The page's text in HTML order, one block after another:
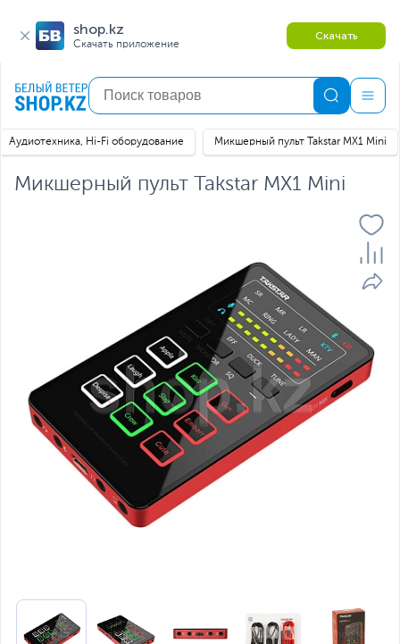
shop.kz
Скачать приложение
Скачать
Аудиотехника, Hi-Fi оборудование Микшерный пульт Takstar MX1 Mini
Микшерный пульт Takstar MX1 Mini